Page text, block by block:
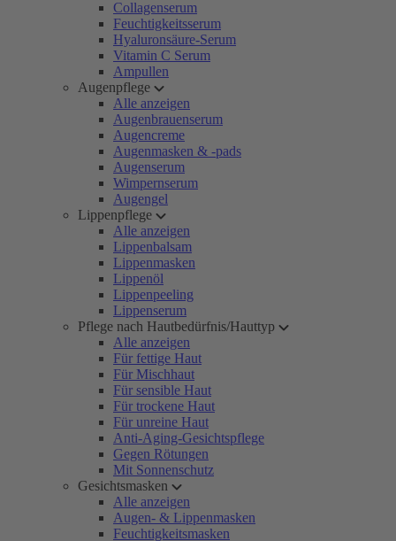
Collagenserum
Feuchtigkeitsserum
Hyaluronsäure-Serum
Vitamin C Serum
Ampullen
Augenpflege
Alle anzeigen
Augenbrauenserum
Augencreme
Augenmasken & -pads
Augenserum
Wimpernserum
Augengel
Lippenpflege
Alle anzeigen
Lippenbalsam
Lippenmasken
Lippenöl
Lippenpeeling
Lippenserum
Pflege nach Hautbedürfnis/Hauttyp
Alle anzeigen
Für fettige Haut
Für Mischhaut
Für sensible Haut
Für trockene Haut
Für unreine Haut
Anti-Aging-Gesichtspflege
Gegen Rötungen
Mit Sonnenschutz
Gesichtsmasken
Alle anzeigen
Augen- & Lippenmasken
Feuchtigkeitsmasken